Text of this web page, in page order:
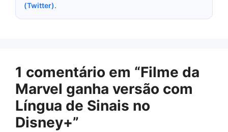
(Twitter).
1 comentário em “Filme da
Marvel ganha versão com
Língua de Sinais no
Disney+”